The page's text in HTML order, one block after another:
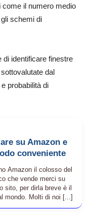
come il numero medio
schemi di
identificare finestre
dal
probabilità di
su Amazon e
conveniente
Amazon il colosso del
che vende merci su
sito, per dirla breve è il
mondo. Molti di noi [...]